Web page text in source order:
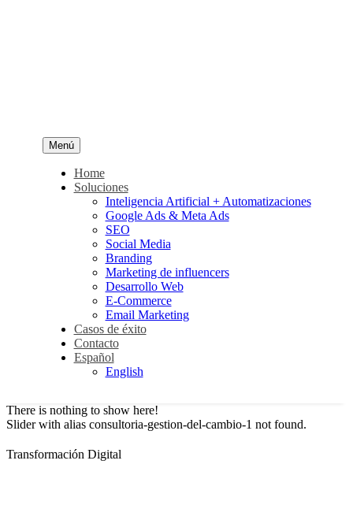
Menú
Home
Soluciones
Inteligencia Artificial + Automatizaciones
Google Ads & Meta Ads
SEO
Social Media
Branding
Marketing de influencers
Desarrollo Web
E-Commerce
Email Marketing
Casos de éxito
Contacto
Español
English
There is nothing to show here!
Slider with alias consultoria-gestion-del-cambio-1 not found.
Transformación Digital